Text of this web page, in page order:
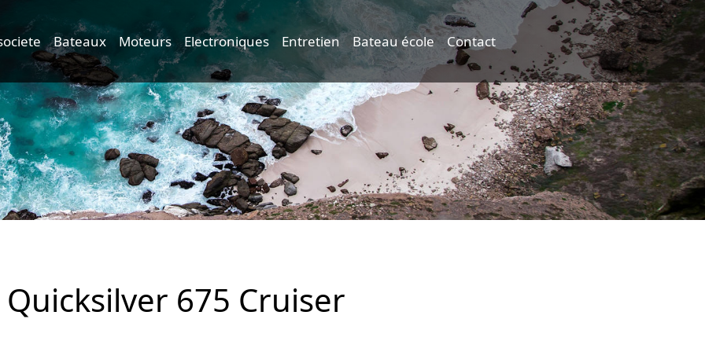
Bateaux Moteurs Electroniques Entretien Bateau école Contact
Quicksilver 675 Cruiser